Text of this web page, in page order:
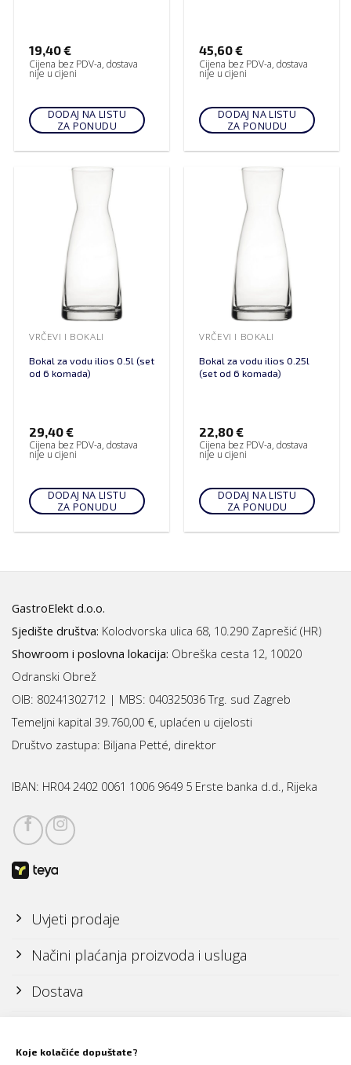
Koje kolačiće dopuštate?
19,40€
Cijena bez PDV-a, dostava
nije u cijeni
DODAJ NA LISTU
ZA PONUDU
45,60€
Cijena bez PDV-a, dostava
nije u cijeni
DODAJ NA LISTU
ZA PONUDU
VRČEVI I BOKALI
Bokal za vodu ilios 0.5l (set
od 6 komada)
29,40€
Cijena bez PDV-a, dostava
nije u cijeni
DODAJ NA LISTU
ZA PONUDU
VRČEVI I BOKALI
Bokal za vodu ilios 0.25l
(set od 6 komada)
22,80€
Cijena bez PDV-a, dostava
nije u cijeni
DODAJ NA LISTU
ZA PONUDU
GastroElekt d.o.o.
Sjedište društva: Kolodvorska ulica 68, 10.290 Zaprešić (HR)
Showroom i poslovna lokacija: Obreška cesta 12, 10020
Odranski Obrež
OIB: 80241302712 | MBS: 040325036 Trg. sud Zagreb
Temeljni kapital 39.760,00 €, uplaćen u cijelosti
Društvo zastupa: Biljana Petté, direktor
IBAN: HR04 2402 0061 1006 9649 5 Erste banka d.d., Rijeka
Uvjeti prodaje
Načini plaćanja proizvoda i usluga
Dostava